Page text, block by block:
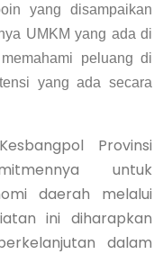
yang disampaikan
UMKM yang ada di
peluang di
yang ada secara
Provinsi
untuk
daerah melalui
ini diharapkan
dalam